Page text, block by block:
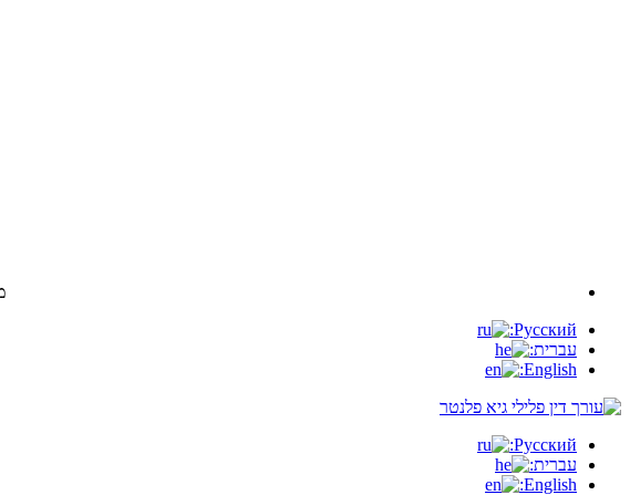
Русский:
עברית:
English:
Русский:
עברית:
English: